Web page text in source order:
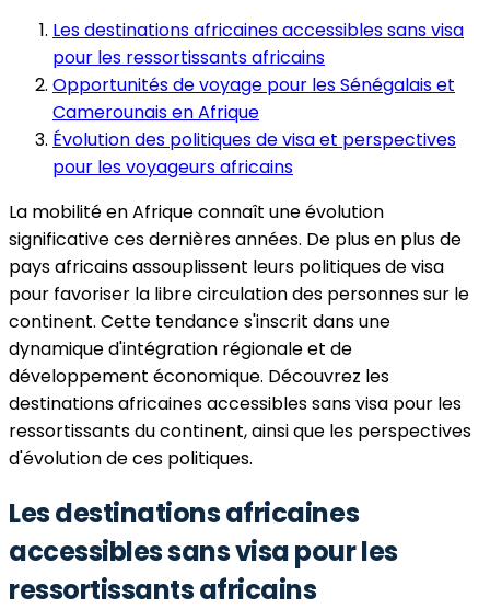
Les destinations africaines accessibles sans visa
pour les ressortissants africains
Opportunités de voyage pour les Sénégalais et
Camerounais en Afrique
Évolution des politiques de visa et perspectives
pour les voyageurs africains
La mobilité en Afrique connaît une évolution
significative ces dernières années. De plus en plus de
pays africains assouplissent leurs politiques de visa
pour favoriser la libre circulation des personnes sur le
continent. Cette tendance s'inscrit dans une
dynamique d'intégration régionale et de
développement économique. Découvrez les
destinations africaines accessibles sans visa pour les
ressortissants du continent, ainsi que les perspectives
d'évolution de ces politiques.
Les destinations africaines
accessibles sans visa pour les
ressortissants africains